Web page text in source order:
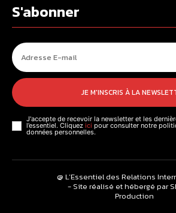
4,00 €
S'abonner
JE M'INSCRIS À LA
J'accepte de recevoir la newsletter et les
l’essentiel. Cliquez ici pour consulter notre
données personnelles.
@ L’Essentiel des Relations
- Site réalisé et hébergé par
Production